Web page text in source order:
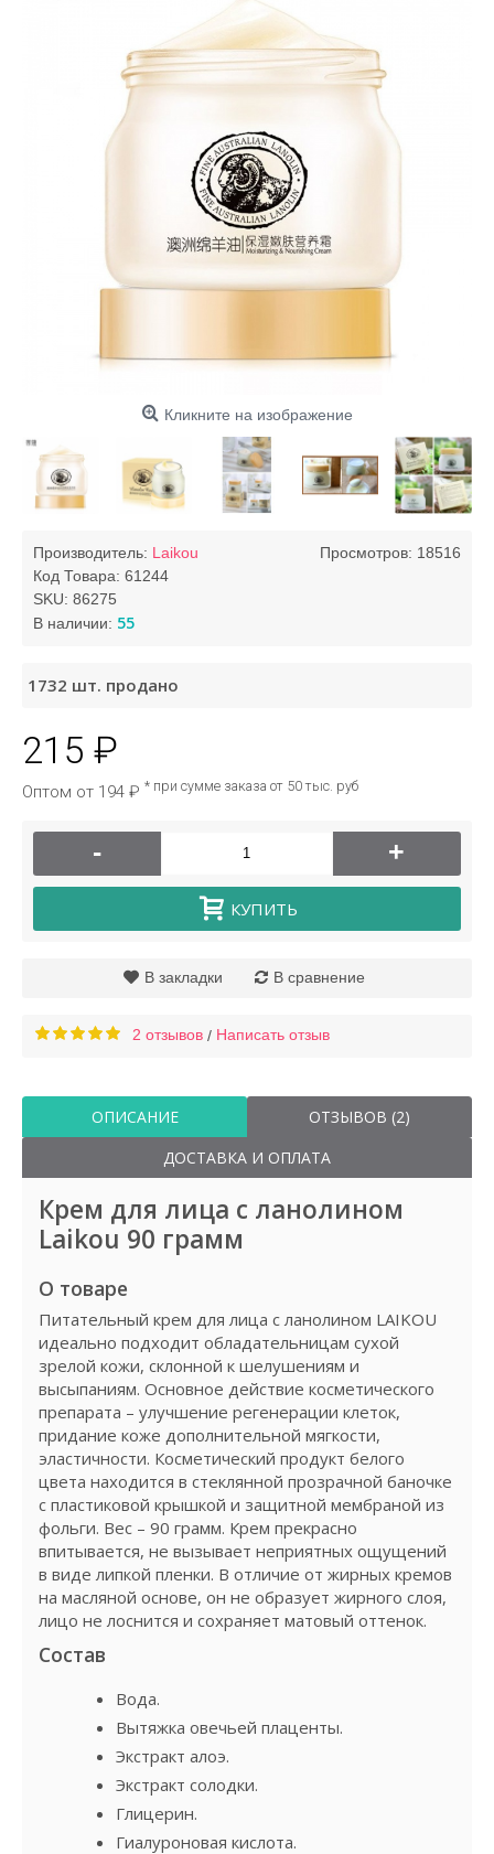
Кликните на изображение
Просмотров: 18516
Производитель: Laikou
Код Товара: 61244
SKU: 86275
В наличии: 55
1732 шт. продано
215 ₽
Оптом от 194 ₽ * при сумме заказа от 50 тыс. руб
- +
КУПИТЬ
В закладки В сравнение
2 отзывов / Написать отзыв
ОПИСАНИЕ
ОТЗЫВОВ (2)
ДОСТАВКА И ОПЛАТА
Крем для лица с ланолином
Laikou 90 грамм
О товаре
Питательный крем для лица с ланолином LAIKOU
идеально подходит обладательницам сухой
зрелой кожи, склонной к шелушениям и
высыпаниям. Основное действие косметического
препарата – улучшение регенерации клеток,
придание коже дополнительной мягкости,
эластичности. Косметический продукт белого
цвета находится в стеклянной прозрачной баночке
с пластиковой крышкой и защитной мембраной из
фольги. Вес – 90 грамм. Крем прекрасно
впитывается, не вызывает неприятных ощущений
в виде липкой пленки. В отличие от жирных кремов
на масляной основе, он не образует жирного слоя,
лицо не лоснится и сохраняет матовый оттенок.
Состав
Вода.
Вытяжка овечьей плаценты.
Экстракт алоэ.
Экстракт солодки.
Глицерин.
Гиалуроновая кислота.